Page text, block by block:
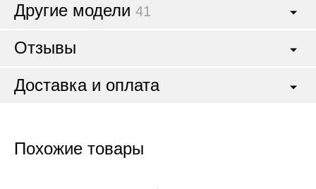
Другие модели 41
Отзывы
Доставка и оплата
Похожие товары